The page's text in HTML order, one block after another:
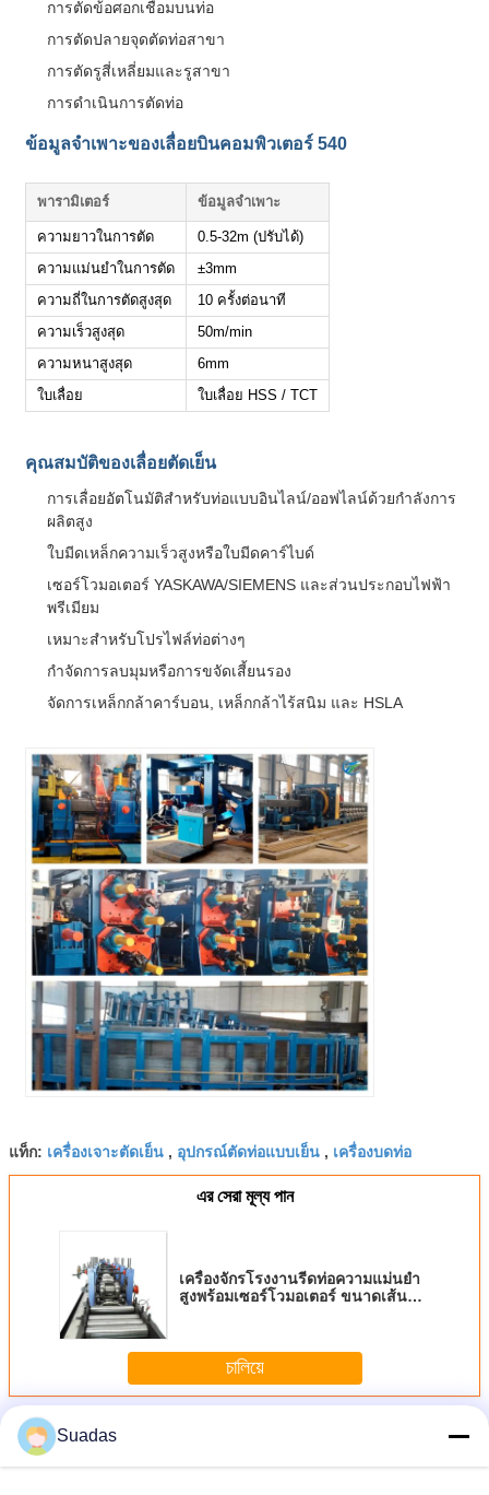
การตัดข้อศอกเชื่อมบนท่อ
การตัดปลายจุดตัดท่อสาขา
การตัดรูสี่เหลี่ยมและรูสาขา
การดำเนินการตัดท่อ
ข้อมูลจำเพาะของเลื่อยบินคอมพิวเตอร์ 540
พารามิเตอร์ ข้อมูลจำเพาะ
ความยาวในการตัด
0.5-32m (ปรับได้)
ความแม่นยำในการตัด
±3mm
ความถี่ในการตัดสูงสุด
10 ครั้งต่อนาที
ความเร็วสูงสุด
50m/min
ความหนาสูงสุด
6mm
ใบเลื่อย
ใบเลื่อย HSS / TCT
คุณสมบัติของเลื่อยตัดเย็น
การเลื่อยอัตโนมัติสำหรับท่อแบบอินไลน์/ออฟไลน์ด้วยกำลังการ
ผลิตสูง
ใบมีดเหล็กความเร็วสูงหรือใบมีดคาร์ไบด์
เซอร์โวมอเตอร์ YASKAWA/SIEMENS และส่วนประกอบไฟฟ้า
พรีเมียม
เหมาะสำหรับโปรไฟล์ท่อต่างๆ
กำจัดการลบมุมหรือการขจัดเสี้ยนรอง
จัดการเหล็กกล้าคาร์บอน, เหล็กกล้าไร้สนิม และ HSLA
แท็ก: เครื่องเจาะตัดเย็น , อุปกรณ์ตัดท่อแบบเย็น , เครื่องบดท่อ
এর সেরা মূল্য পান
เครื่องจักรโรงงานรีดท่อความแม่นยำ
สูงพร้อมเซอร์โวมอเตอร์ ขนาดเส้น
চালিয়ে
มากกว่าเครื่องโรงสีท่อ
Suadas